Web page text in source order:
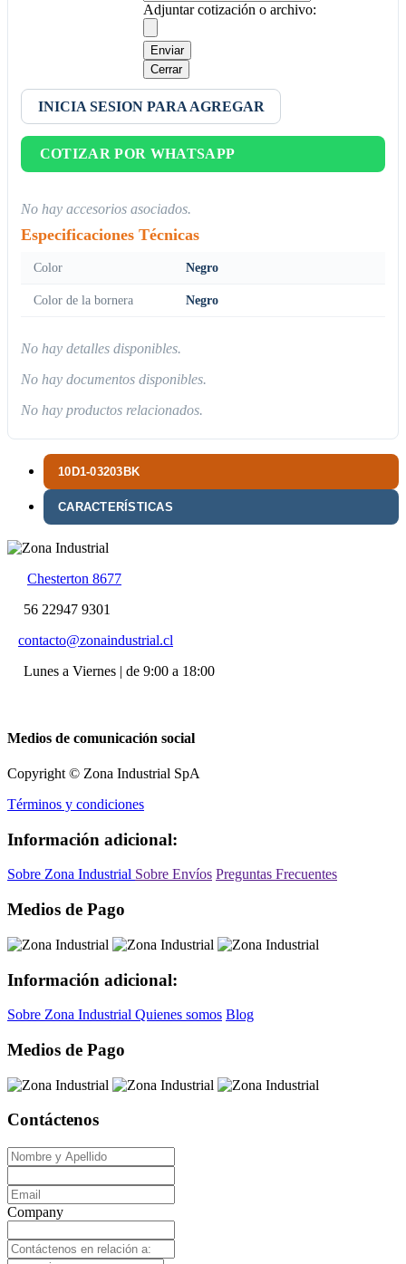
10D1-03203BK
CARACTERÍSTICAS
Adjuntar cotización o archivo:
Enviar
Cerrar
INICIA SESION PARA AGREGAR
COTIZAR POR WHATSAPP
No hay accesorios asociados.
Especificaciones Técnicas
Color Negro
Color de la bornera Negro
No hay detalles disponibles.
No hay documentos disponibles.
No hay productos relacionados.
Chesterton 8677
56 22947 9301
contacto@zonaindustrial.cl
Lunes a Viernes | de 9:00 a 18:00
Medios de comunicación social
Copyright © Zona Industrial SpA
Términos y condiciones
Información adicional:
Sobre Zona Industrial Sobre Envíos Preguntas Frecuentes
Medios de Pago
Información adicional:
Sobre Zona Industrial Quienes somos Blog
Medios de Pago
Contáctenos
Company